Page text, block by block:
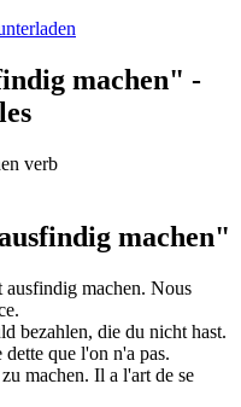
machen" -
verb
machen"
ausfindig machen. Nous
bezahlen, die du nicht hast.
que l'on n'a pas.
machen. Il a l'art de se